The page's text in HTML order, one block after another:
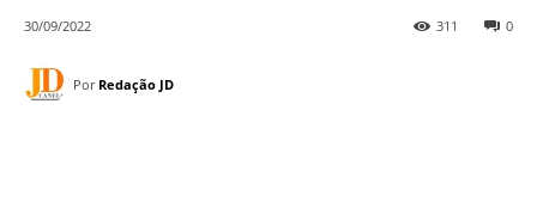
30/09/2022 0
311
Por Redação JD